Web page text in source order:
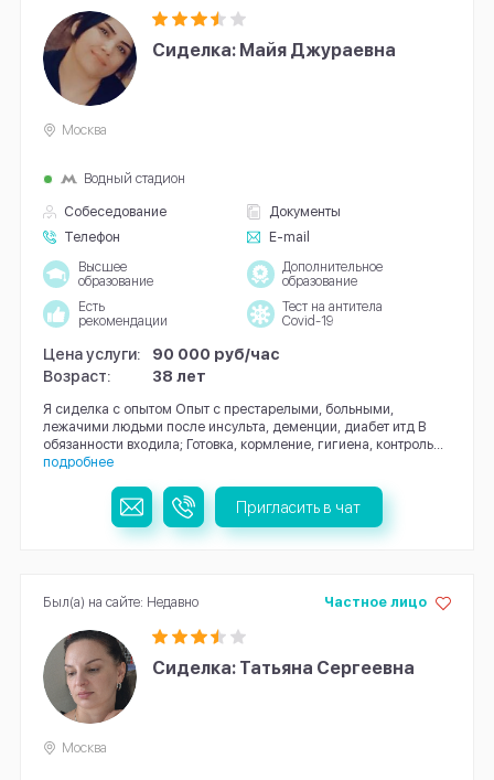
Сиделка: Майя Джураевна
Собеседование
Документы
Телефон
E-mail
Москва
Водный стадион
Высшее
образование
Дополнительное
образование
Есть
рекомендации
Тест на антитела
Covid-19
Цена услуги:
90 000 руб/час
Возраст:
38 лет
Я сиделка с опытом Опыт с престарелыми, больными,
лежачими людьми после инсульта, деменции, диабет итд В
обязанности входила; Готовка, кормление, гигиена, контроль...
подробнее
Пригласить в чат
Сиделка: Татьяна Сергеевна
Частное лицо
Москва
Был(а) на сайте: Недавно